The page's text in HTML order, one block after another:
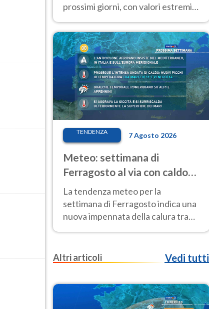
prossimi giorni, con valori estremi
d’Italia
TENDENZA 7 Agosto 2026
Meteo: settimana di
Ferragosto al via con caldo
intenso e qualche temporale
La tendenza meteo per la
settimana di Ferragosto indica una
nuova impennata della calura tra
11 e 14 agosto, con nuovi rialzi
Altri articoli
Vedi tutti